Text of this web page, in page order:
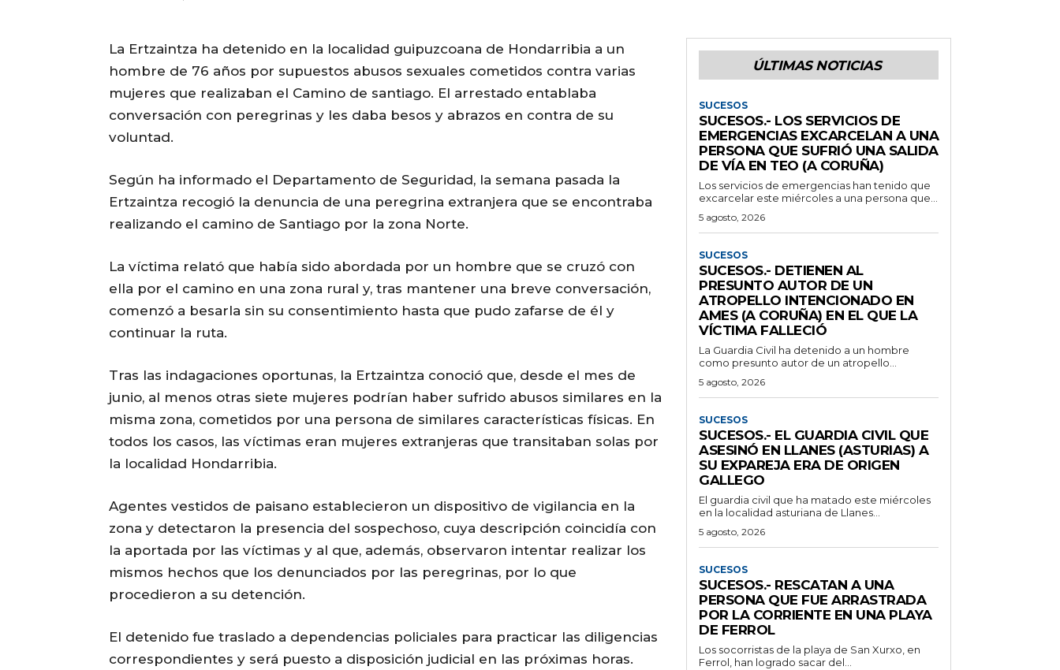
La Ertzaintza ha detenido en la localidad guipuzcoana de Hondarribia a un
hombre de 76 años por supuestos abusos sexuales cometidos contra varias
mujeres que realizaban el Camino de santiago. El arrestado entablaba
conversación con peregrinas y les daba besos y abrazos en contra de su
voluntad.
Según ha informado el Departamento de Seguridad, la semana pasada la
Ertzaintza recogió la denuncia de una peregrina extranjera que se encontraba
realizando el camino de Santiago por la zona Norte.
La víctima relató que había sido abordada por un hombre que se cruzó con
ella por el camino en una zona rural y, tras mantener una breve conversación,
comenzó a besarla sin su consentimiento hasta que pudo zafarse de él y
continuar la ruta.
Tras las indagaciones oportunas, la Ertzaintza conoció que, desde el mes de
junio, al menos otras siete mujeres podrían haber sufrido abusos similares en la
misma zona, cometidos por una persona de similares características físicas. En
todos los casos, las víctimas eran mujeres extranjeras que transitaban solas por
la localidad Hondarribia.
Agentes vestidos de paisano establecieron un dispositivo de vigilancia en la
zona y detectaron la presencia del sospechoso, cuya descripción coincidía con
la aportada por las víctimas y al que, además, observaron intentar realizar los
mismos hechos que los denunciados por las peregrinas, por lo que
procedieron a su detención.
El detenido fue traslado a dependencias policiales para practicar las diligencias
correspondientes y será puesto a disposición judicial en las próximas horas.
ÚLTIMAS NOTICIAS
SUCESOS
SUCESOS.- LOS SERVICIOS DE
EMERGENCIAS EXCARCELAN A UNA
PERSONA QUE SUFRIÓ UNA SALIDA
DE VÍA EN TEO (A CORUÑA)
Los servicios de emergencias han tenido que
excarcelar este miércoles a una persona que...
5 agosto, 2026
SUCESOS
SUCESOS.- DETIENEN AL
PRESUNTO AUTOR DE UN
ATROPELLO INTENCIONADO EN
AMES (A CORUÑA) EN EL QUE LA
VÍCTIMA FALLECIÓ
La Guardia Civil ha detenido a un hombre
como presunto autor de un atropello...
5 agosto, 2026
SUCESOS
SUCESOS.- EL GUARDIA CIVIL QUE
ASESINÓ EN LLANES (ASTURIAS) A
SU EXPAREJA ERA DE ORIGEN
GALLEGO
El guardia civil que ha matado este miércoles
en la localidad asturiana de Llanes...
5 agosto, 2026
SUCESOS
SUCESOS.- RESCATAN A UNA
PERSONA QUE FUE ARRASTRADA
POR LA CORRIENTE EN UNA PLAYA
DE FERROL
Los socorristas de la playa de San Xurxo, en
Ferrol, han logrado sacar del...